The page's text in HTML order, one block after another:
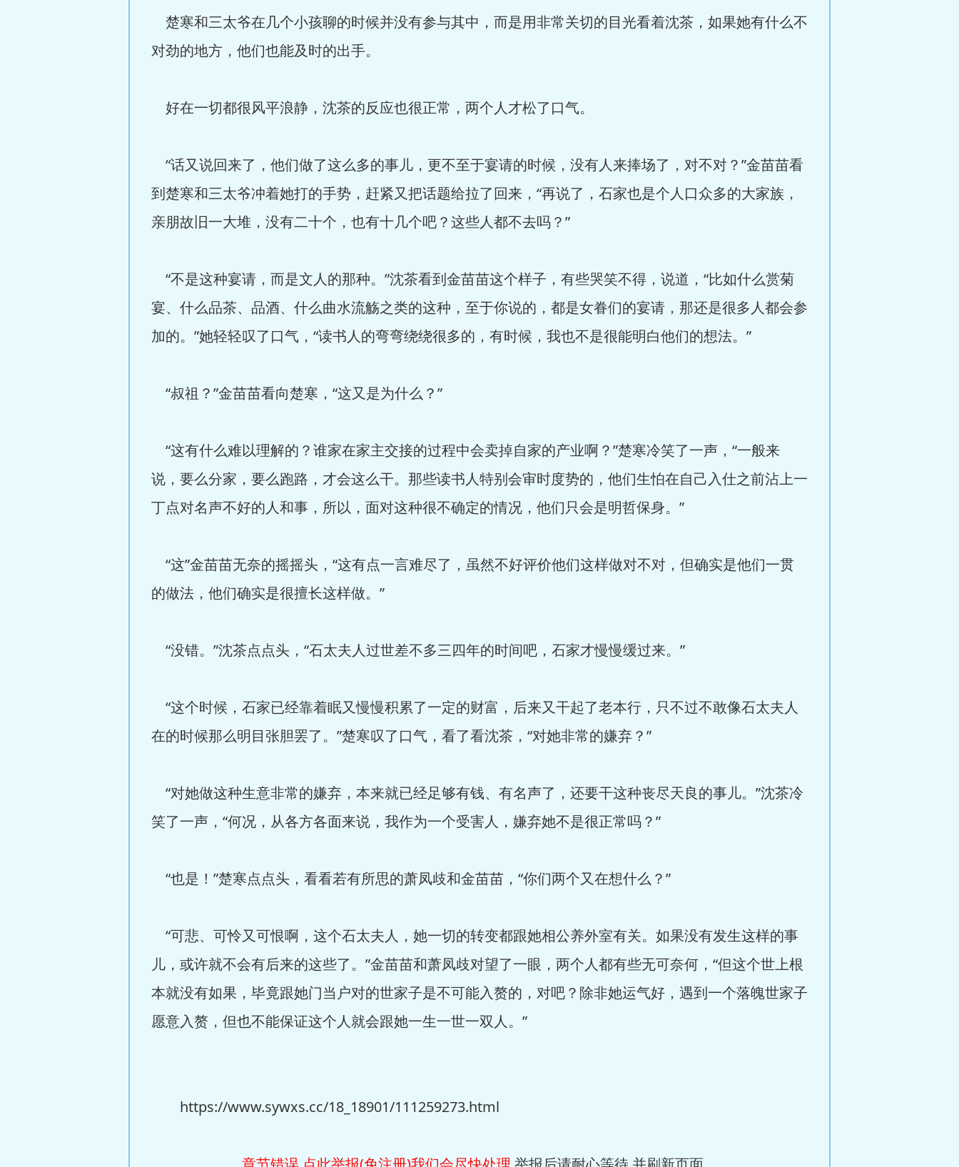
楚寒和三太爷在几个小孩聊的时候并没有参与其中，而是用非常关切的目光看着沈茶，如果她有什么不
对劲的地方，他们也能及时的出手。
好在一切都很风平浪静，沈茶的反应也很正常，两个人才松了口气。
“话又说回来了，他们做了这么多的事儿，更不至于宴请的时候，没有人来捧场了，对不对？”金苗苗看
到楚寒和三太爷冲着她打的手势，赶紧又把话题给拉了回来，“再说了，石家也是个人口众多的大家族，
亲朋故旧一大堆，没有二十个，也有十几个吧？这些人都不去吗？”
“不是这种宴请，而是文人的那种。”沈茶看到金苗苗这个样子，有些哭笑不得，说道，“比如什么赏菊
宴、什么品茶、品酒、什么曲水流觞之类的这种，至于你说的，都是女眷们的宴请，那还是很多人都会参
加的。”她轻轻叹了口气，“读书人的弯弯绕绕很多的，有时候，我也不是很能明白他们的想法。”
“叔祖？”金苗苗看向楚寒，“这又是为什么？”
“这有什么难以理解的？谁家在家主交接的过程中会卖掉自家的产业啊？”楚寒冷笑了一声，“一般来
说，要么分家，要么跑路，才会这么干。那些读书人特别会审时度势的，他们生怕在自己入仕之前沾上一
丁点对名声不好的人和事，所以，面对这种很不确定的情况，他们只会是明哲保身。”
“这”金苗苗无奈的摇摇头，“这有点一言难尽了，虽然不好评价他们这样做对不对，但确实是他们一贯
的做法，他们确实是很擅长这样做。”
“没错。”沈茶点点头，“石太夫人过世差不多三四年的时间吧，石家才慢慢缓过来。”
“这个时候，石家已经靠着眠又慢慢积累了一定的财富，后来又干起了老本行，只不过不敢像石太夫人
在的时候那么明目张胆罢了。”楚寒叹了口气，看了看沈茶，“对她非常的嫌弃？”
“对她做这种生意非常的嫌弃，本来就已经足够有钱、有名声了，还要干这种丧尽天良的事儿。”沈茶冷
笑了一声，“何况，从各方各面来说，我作为一个受害人，嫌弃她不是很正常吗？”
“也是！”楚寒点点头，看看若有所思的萧凤歧和金苗苗，“你们两个又在想什么？”
“可悲、可怜又可恨啊，这个石太夫人，她一切的转变都跟她相公养外室有关。如果没有发生这样的事
儿，或许就不会有后来的这些了。”金苗苗和萧凤歧对望了一眼，两个人都有些无可奈何，“但这个世上根
本就没有如果，毕竟跟她门当户对的世家子是不可能入赘的，对吧？除非她运气好，遇到一个落魄世家子
愿意入赘，但也不能保证这个人就会跟她一生一世一双人。”
https://www.sywxs.cc/18_18901/111259273.html